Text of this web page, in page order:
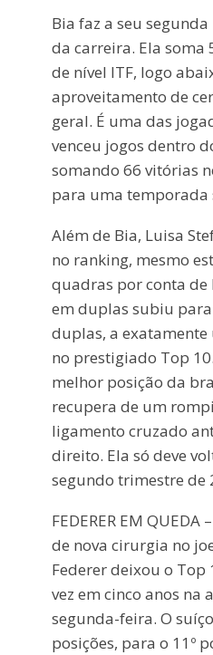
Bia faz a seu
da carreira. Ela soma
de nível ITF, logo
aproveitamento de
geral. É uma das
venceu jogos dentro
somando 66 vitórias
para uma temporada
Além de Bia, Luisa
no ranking, mesmo
quadras por conta de
em duplas subiu para
duplas, a
no prestigiado Top
melhor posição da
recupera de um
ligamento cruzado
direito. Ela só deve
segundo trimestre de
FEDERER EM
de nova cirurgia no
Federer deixou o
vez em cinco anos na
segunda-feira. O
posições, para o 11º